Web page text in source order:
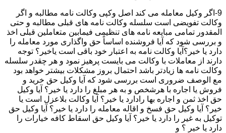
9-اگر وکیل معامله می کند اصل وکپی وکالت نامه مطالبه و اگر
وکالت تفویضی است سلسله وکالت نامه های قبلی مطالبه و حتی
المقدور تمامی مبایعه نامه های تنظیمی فیمابین متعاملین قبلی اخذ
و بررسی شود که آیا فروشنده اساساً حق واگذاری مورد معامله را
دارد یا خیر؟آیا وکالت نامه به اعتبار خود باقی است یاخیر؟ توجه
دارند از معاملات با وکالت می بایست پرهیز نمود و هر چقدر سلسله
وکالت نامه ها زیادتر باشد احتمال بروز مشکلات بیشتر خواهد بود
مع الوصف ضروری است بررسی شود که آیا وکیل حق خرید و
فروش یا اجاره با هرشخص و به هر مبلغ را دارد یا خیر؟ آیا وکیل
حق اخذ ثمن و اجاره بها رادارد یا خیر؟ آیا وکالت بلاعزل است یا
خیر؟ آیا وکیل حق فسخ و اقاله معامله را دارد یا خیر؟ آیا وکیل حق
توکیل به غیر را دارد یا خیر؟ آیا وکیل حق اسقاط کافه خیارات را
دارد یا خیر ؟ و